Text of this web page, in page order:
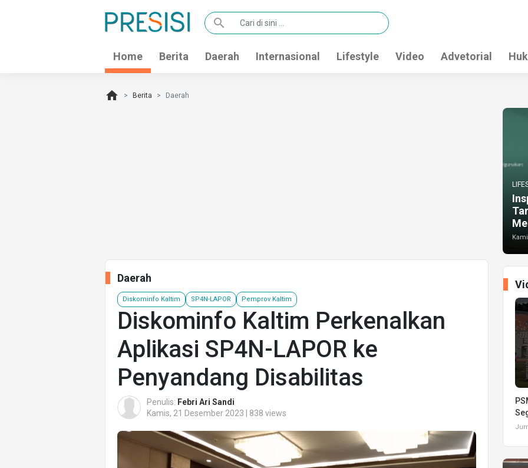
search
Home Berita Daerah Internasional Lifestyle Video Advetorial
home Berita Daerah
Daerah
Diskominfo Kaltim SP4N-LAPOR Pemprov Kaltim
Diskominfo Kaltim Perkenalkan
Aplikasi SP4N-LAPOR ke
Penyandang Disabilitas
Penulis: Febri Ari Sandi
Kamis, 21 Desember 2023 | 838 views